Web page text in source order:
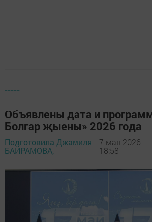
-----
Объявлены дата и
Болгар җыены» 2026 года
Подготовила Джамиля
БАЙРАМОВА,
7 мая 2026 -
18:58